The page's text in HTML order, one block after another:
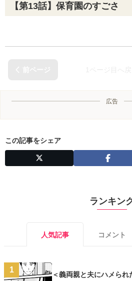
【第13話】保育園のすごさ
広告
この記事をシェア
ランキン
人気記事 コメント
1
＜義両親と夫にハメら